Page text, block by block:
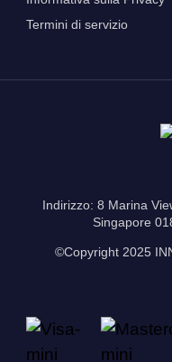
Termini di servizio
Indirizzo: 8 Marina
Singapore
©Copyright 2025